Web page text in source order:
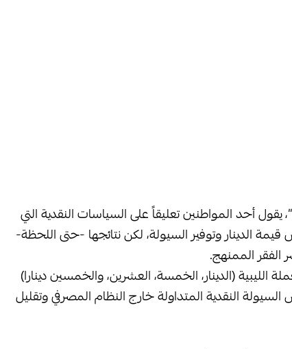
أحد المواطنين تعليقاً على السياسات النقدية التي
الدينار وتوفير السيولة، لكن نتائجها -حتى اللحظة-
الممنهج.
(الدينار، الخمسة، العشرين، والخمسين دينارا)
النقدية المتداولة خارج النظام المصرفي وتقليل